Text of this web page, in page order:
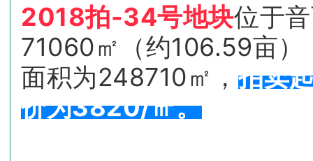
2018拍-34号地块位于
71060㎡（约106.59亩
面积为248710㎡， 拍卖
价为3820/㎡。